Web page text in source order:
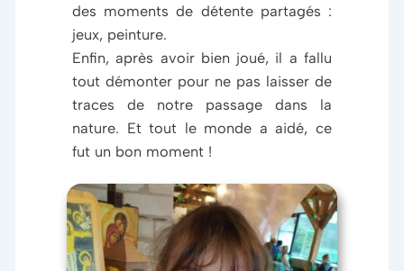
des moments de détente partagés :
jeux, peinture.
Enfin, après avoir bien joué, il a fallu
tout démonter pour ne pas laisser de
traces de notre passage dans la
nature. Et tout le monde a aidé, ce
fut un bon moment !